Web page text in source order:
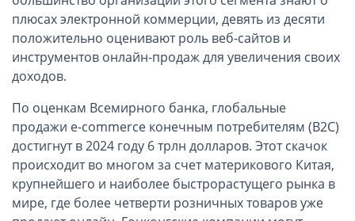
Cчёт в Турции для компании
Счёт и карта в Киргизии для физлиц
Гражданство Вануату
Гражданство Сьерра-Леоне
Европейские и резидентные компании
Английские партнерства LLP
Ирландские компании LTD
Ирландские партнерства LP
плюсах электронной коммерции, девять из десяти
положительно оценивают роль веб-сайтов и
инструментов онлайн-продаж для увеличения своих
доходов.
По оценкам Всемирного банка, глобальные
продажи e-commerce конечным потребителям (B2C)
достигнут в 2024 году 6 трлн долларов. Этот скачок
происходит во многом за счет материкового Китая,
крупнейшего и наиболее быстрорастущего рынка в
мире, где более четверти розничных товаров уже